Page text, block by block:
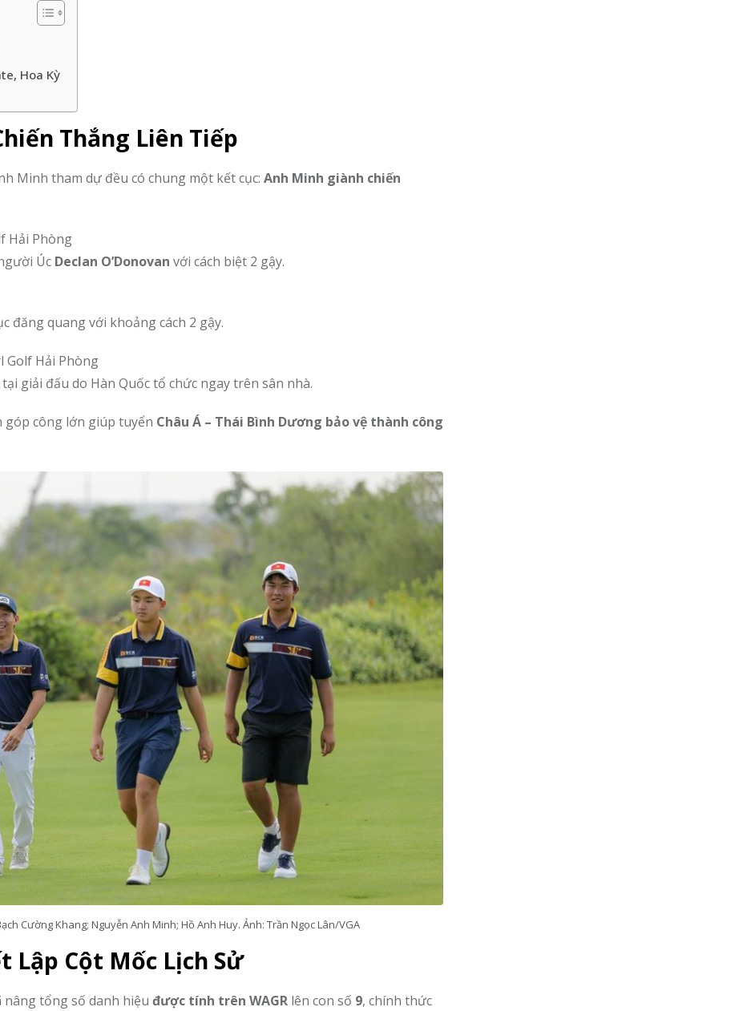
Hoa Kỳ
Thắng Liên Tiếp
Minh tham dự đều có chung một kết cục: Anh Minh giành chiến
Hải Phòng
Úc Declan O’Donovan với cách biệt 2 gậy.
đăng quang với khoảng cách 2 gậy.
Golf Hải Phòng
giải đấu do Hàn Quốc tổ chức ngay trên sân nhà.
góp công lớn giúp tuyển Châu Á – Thái Bình Dương bảo vệ thành công
Cường Khang; Nguyễn Anh Minh; Hồ Anh Huy. Ảnh: Trần Ngọc Lân/VGA
Lập Cột Mốc Lịch Sử
tổng số danh hiệu được tính trên WAGR lên con số 9, chính thức